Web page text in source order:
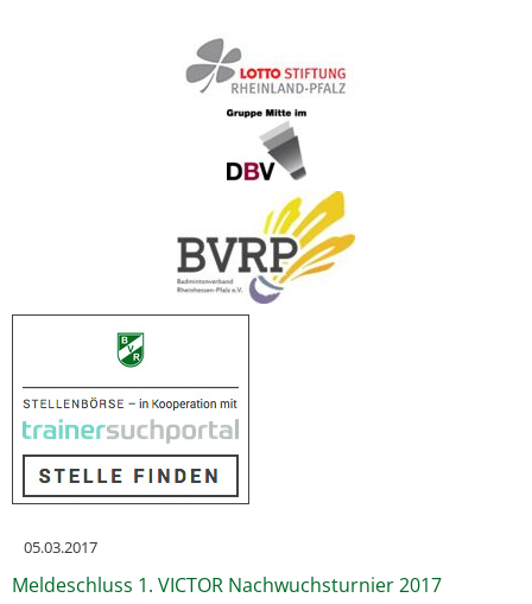
05.03.2017
Meldeschluss 1. VICTOR Nachwuchsturnier 2017